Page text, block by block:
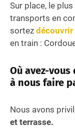
Sur place, le
transports en
sortez découvrir
en train :
Où avez-vous
à nous faire
Nous avons
et terrasse.